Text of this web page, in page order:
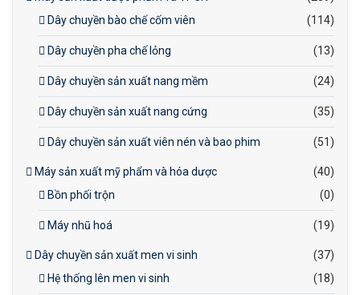
Dây chuyền bào chế cốm viên
(114)
Dây chuyền pha chế lỏng (13)
Dây chuyền sản xuất nang mềm (24)
Dây chuyền sản xuất nang cứng (35)
Dây chuyền sản xuất viên nén và bao phim (51)
Máy sản xuất mỹ phẩm và hóa dược
(40)
Bồn phối trộn
(0)
Máy nhũ hoá (19)
Dây chuyền sản xuất men vi sinh
(37)
Hệ thống lên men vi sinh
(18)